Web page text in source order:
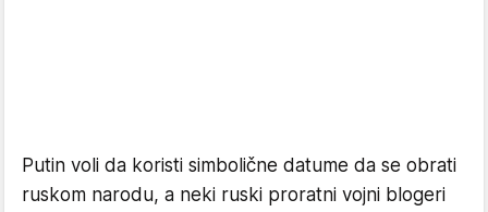
Putin voli da koristi simbolične datume da se obrati
ruskom narodu, a neki ruski proratni vojni blogeri